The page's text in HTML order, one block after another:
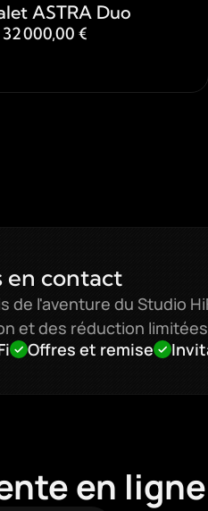
ASTRA Duo
32 000,00 €
en contact
de l'aventure du Studio
et des réduction
Offres et remise
en ligne